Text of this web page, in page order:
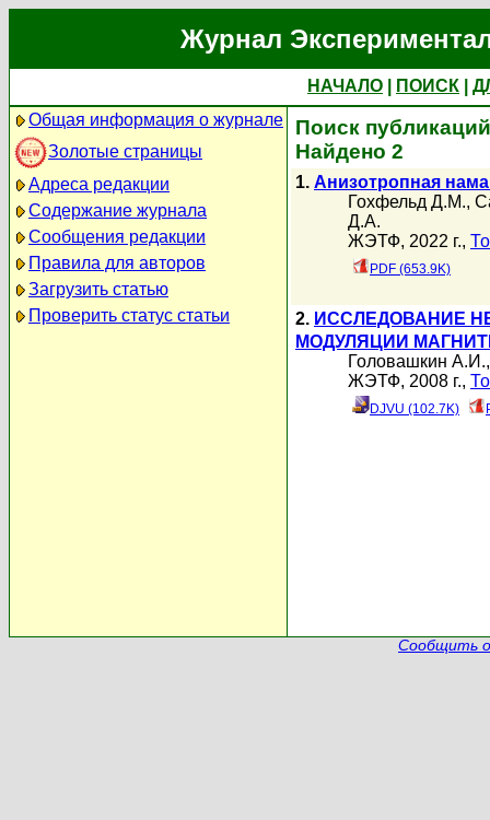
Журнал
НАЧАЛО ПОИСК
Общая информация о журнале
Золотые страницы
Адреса редакции
Содержание журнала
Сообщения редакции
Правила для авторов
Загрузить статью
Проверить статус статьи
Поиск
Найдено 2
1. Анизотропная
Гохфельд Д.М.,
Д.А.
ЖЭТФ, 2022 г.,
PDF (653.9K)
2. ИССЛЕДОВАНИЕ
МОДУЛЯЦИИ
Головашкин А.И.
ЖЭТФ, 2008 г.,
DJVU (102.7K)
Сообщить о